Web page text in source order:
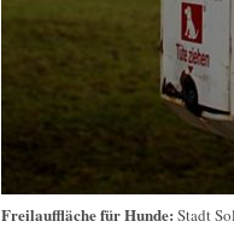
Freilauffläche für Hunde: Stadt